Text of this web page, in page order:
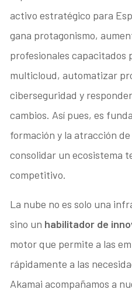
activo estratégico para
gana protagonismo,
profesionales capacitados
multicloud, automatizar
ciberseguridad y
cambios. Así pues, es
formación y la atracción
consolidar un ecosistema
competitivo.
La nube no es solo una
sino un habilitador de
motor que permite a las
rápidamente a las
Akamai acompañamos a